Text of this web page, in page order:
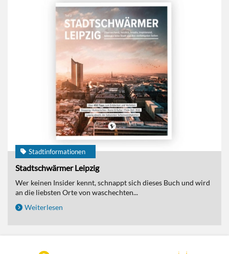
Stadtinformationen
Stadtschwärmer Leipzig
Wer keinen Insider kennt, schnappt sich dieses Buch und wird
an die liebsten Orte von waschechten...
Weiterlesen